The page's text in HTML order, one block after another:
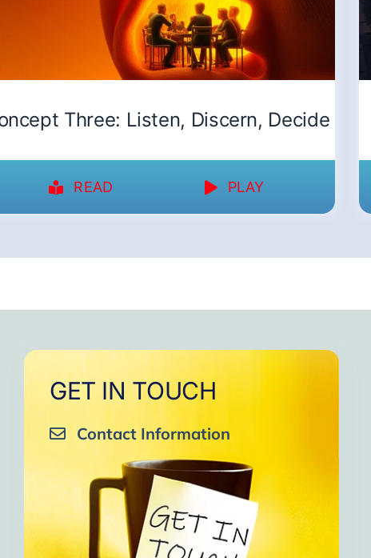
Three: Listen, Discern, Decide
READ PLAY
GET IN TOUCH
Contact Information